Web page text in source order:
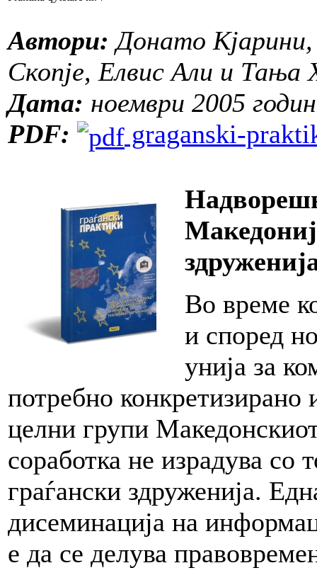
Автори: Донато
Скопје, Елвис Али и Тања
Дата: ноември 2005
PDF:
graganski-
Во време
и според
унија за
потребно
целни групи
соработка не израдува со
граѓански здруженија.
дисеминација на
е да се делува